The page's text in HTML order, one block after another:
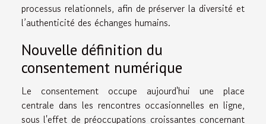
processus relationnels, afin de préserver la diversité et
l’authenticité des échanges humains.
Nouvelle définition du
consentement numérique
Le consentement occupe aujourd'hui une place
centrale dans les rencontres occasionnelles en ligne,
sous l'effet de préoccupations croissantes concernant